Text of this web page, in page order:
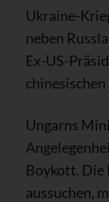
Ukraine-
neben
Ex-US-
Ungarns
Boykott. Die
aussuchen,